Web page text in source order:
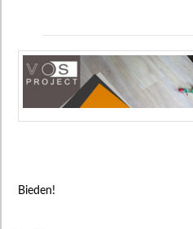
Bieden!